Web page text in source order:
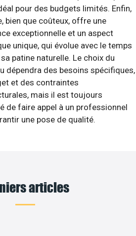
pour des budgets limités. Enfin,
bien que coûteux, offre une
exceptionnelle et un aspect
unique, qui évolue avec le temps
patine naturelle. Le choix du
dépendra des besoins spécifiques,
et des contraintes
mais il est toujours
de faire appel à un professionnel
une pose de qualité.
articles